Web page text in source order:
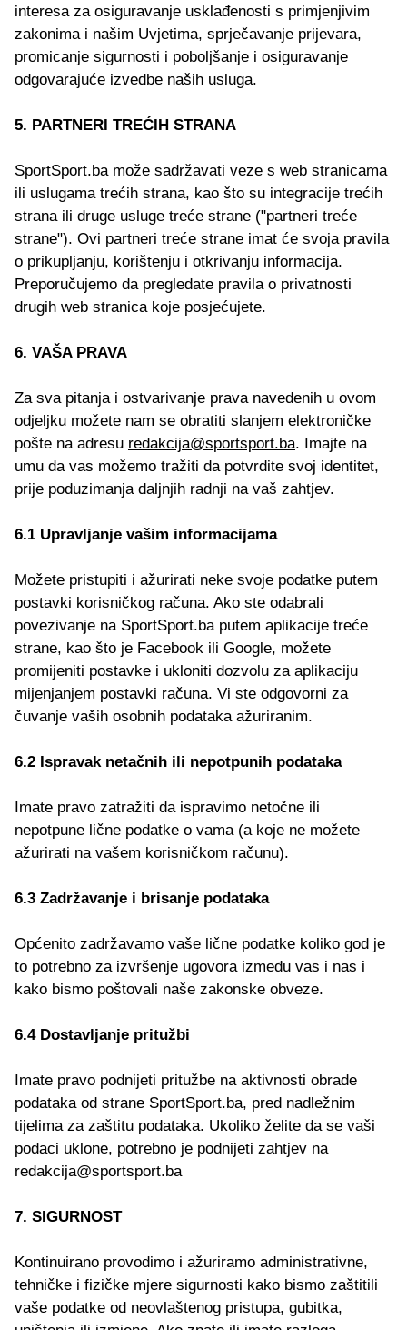
interesa za osiguravanje usklađenosti s primjenjivim
zakonima i našim Uvjetima, sprječavanje prijevara,
promicanje sigurnosti i poboljšanje i osiguravanje
odgovarajuće izvedbe naših usluga.
5. PARTNERI TREĆIH STRANA
SportSport.ba može sadržavati veze s web stranicama
ili uslugama trećih strana, kao što su integracije trećih
strana ili druge usluge treće strane ("partneri treće
strane"). Ovi partneri treće strane imat će svoja pravila
o prikupljanju, korištenju i otkrivanju informacija.
Preporučujemo da pregledate pravila o privatnosti
drugih web stranica koje posjećujete.
6. VAŠA PRAVA
Za sva pitanja i ostvarivanje prava navedenih u ovom
odjeljku možete nam se obratiti slanjem elektroničke
pošte na adresu redakcija@sportsport.ba. Imajte na
umu da vas možemo tražiti da potvrdite svoj identitet,
prije poduzimanja daljnjih radnji na vaš zahtjev.
6.1 Upravljanje vašim informacijama
Možete pristupiti i ažurirati neke svoje podatke putem
postavki korisničkog računa. Ako ste odabrali
povezivanje na SportSport.ba putem aplikacije treće
strane, kao što je Facebook ili Google, možete
promijeniti postavke i ukloniti dozvolu za aplikaciju
mijenjanjem postavki računa. Vi ste odgovorni za
čuvanje vaših osobnih podataka ažuriranim.
6.2 Ispravak netačnih ili nepotpunih podataka
Imate pravo zatražiti da ispravimo netočne ili
nepotpune lične podatke o vama (a koje ne možete
ažurirati na vašem korisničkom računu).
6.3 Zadržavanje i brisanje podataka
Općenito zadržavamo vaše lične podatke koliko god je
to potrebno za izvršenje ugovora između vas i nas i
kako bismo poštovali naše zakonske obveze.
6.4 Dostavljanje pritužbi
Imate pravo podnijeti pritužbe na aktivnosti obrade
podataka od strane SportSport.ba, pred nadležnim
tijelima za zaštitu podataka. Ukoliko želite da se vaši
podaci uklone, potrebno je podnijeti zahtjev na
redakcija@sportsport.ba
7. SIGURNOST
Kontinuirano provodimo i ažuriramo administrativne,
tehničke i fizičke mjere sigurnosti kako bismo zaštitili
vaše podatke od neovlaštenog pristupa, gubitka,